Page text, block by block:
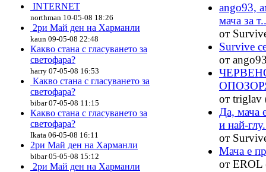
INTERNET
northman 10-05-08 18:26
2ри Май ден на Харманли
kaun 09-05-08 22:48
Какво стана с гласуването за
светофара?
harry 07-05-08 16:53
Какво стана с гласуването за
светофара?
bibar 07-05-08 11:15
Какво стана с гласуването за
светофара?
Ikata 06-05-08 16:11
2ри Май ден на Харманли
bibar 05-05-08 15:12
2ри Май ден на Харманли
ango93,
мача за
от
Survive
от
от triglav
Да, мача
и най-
от
Мача е
от EROL